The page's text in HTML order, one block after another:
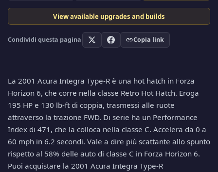
View available upgrades and builds
Condividi questa pagina Copia link
La 2001 Acura Integra Type-R è una hot hatch in Forza
Horizon 6, che corre nella classe Retro Hot Hatch. Eroga
195 HP e 130 lb-ft di coppia, trasmessi alle ruote
attraverso la trazione FWD. Di serie ha un Performance
Index di 471, che la colloca nella classe C. Accelera da 0 a
60 mph in 6.2 secondi. Vale a dire più scattante allo spunto
rispetto al 58% delle auto di classe C in Forza Horizon 6.
Puoi acquistare la 2001 Acura Integra Type-R